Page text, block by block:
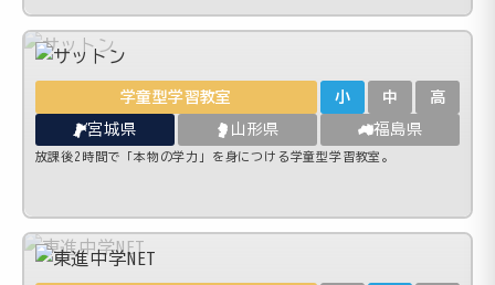
学童型学習教室 小 中 高
宮城県 山形県 福島県
放課後2時間で「本物の学力」を身につける学童型学習教室。